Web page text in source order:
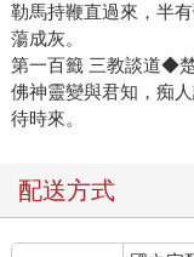
勒馬持鞭直過來，半
蕩成灰。
第一百籤 三教談道◆
佛神靈變與君知，痴
待時來。
配送方式